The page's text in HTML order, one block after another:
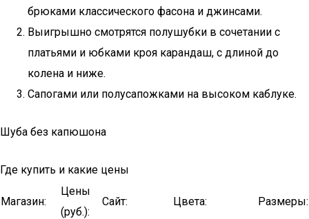
брюками классического фасона и джинсами.
Выигрышно смотрятся полушубки в сочетании с
платьями и юбками кроя карандаш, с длиной до
колена и ниже.
Сапогами или полусапожками на высоком каблуке.
Шуба без капюшона
Где купить и какие цены
Магазин:
Цены
(руб.):
Сайт: Цвета: Размеры: